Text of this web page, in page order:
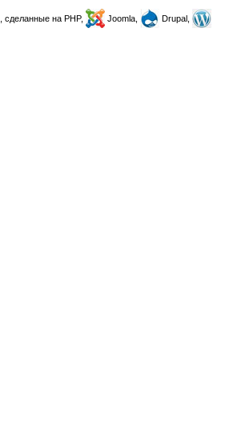
, сделанные на PHP, Joomla,
Drupal,